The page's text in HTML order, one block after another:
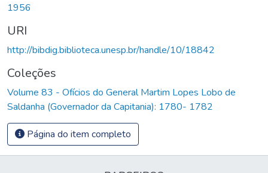
1956
URI
http://bibdig.biblioteca.unesp.br/handle/10/18842
Coleções
Volume 83 - Ofícios do General Martim Lopes Lobo de
Saldanha (Governador da Capitania): 1780- 1782
Página do item completo